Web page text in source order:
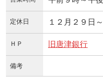
定休日 １２月２９日
ＨＰ 旧唐津銀行
備考